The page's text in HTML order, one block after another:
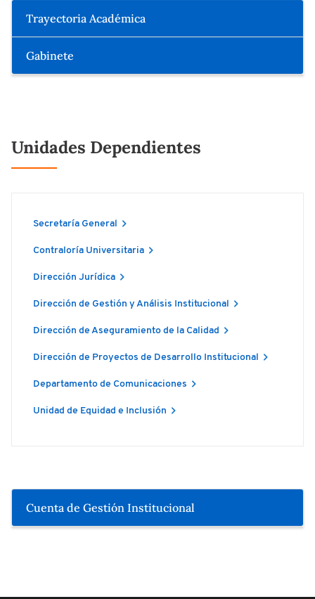
Trayectoria Académica
Gabinete
Unidades Dependientes
Secretaría General
Contraloría Universitaria
Dirección Jurídica
Dirección de Gestión y Análisis Institucional
Dirección de Aseguramiento de la Calidad
Dirección de Proyectos de Desarrollo Institucional
Departamento de Comunicaciones
Unidad de Equidad e Inclusión
Cuenta de Gestión Institucional